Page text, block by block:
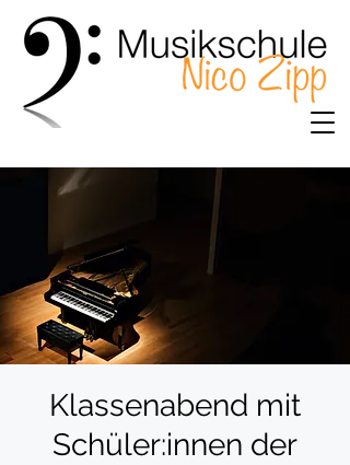
Klassenabend mit
Schüler:innen der